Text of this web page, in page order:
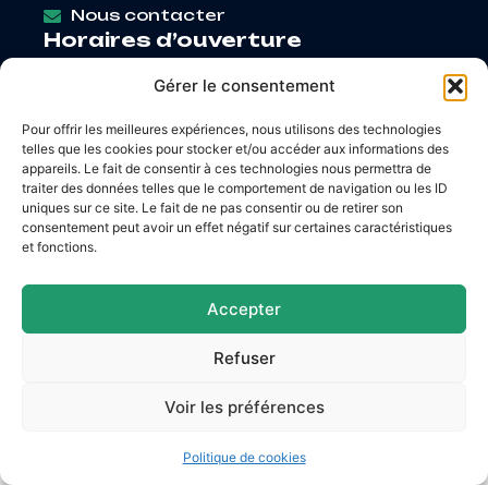
Gérer le consentement
Pour offrir les meilleures expériences, nous utilisons des technologies
telles que les cookies pour stocker et/ou accéder aux informations des
appareils. Le fait de consentir à ces technologies nous permettra de
traiter des données telles que le comportement de navigation ou les ID
uniques sur ce site. Le fait de ne pas consentir ou de retirer son
consentement peut avoir un effet négatif sur certaines caractéristiques
et fonctions.
Accepter
Refuser
Voir les préférences
Politique de cookies
Nous contacter
Horaires d’ouverture
Mardi: 9h – 12h / 14h – 18h30
Jeudi: 9h – 12h / 14h – 17h
Vendredi: 9h – 12h / 14h – 16h30
Plan du site
Confidentialité
© 2026 Site & GRU développés par Utopia